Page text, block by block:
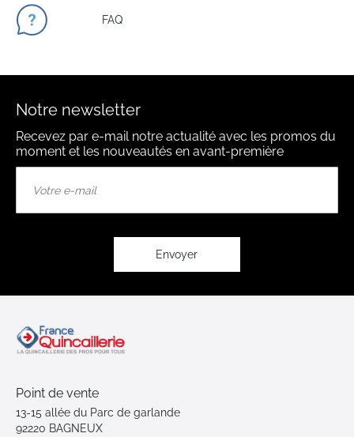
FAQ
Notre newsletter
Recevez par e-mail notre actualité avec les promos du
moment et les nouveautés en avant-première
Envoyer
Point de vente
13-15 allée du Parc de garlande
92220 BAGNEUX